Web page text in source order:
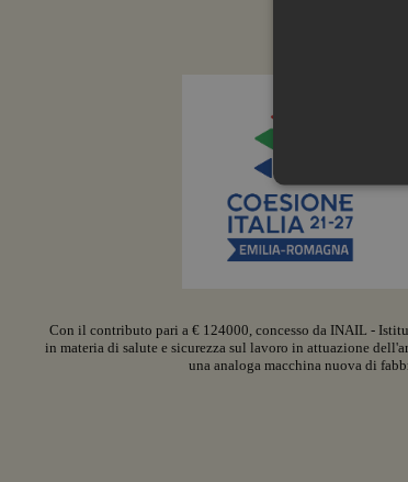
Con il contributo pari a € 124000, concesso da INAIL -
in materia di salute e sicurezza sul lavoro in attuazione
una analoga macchina nuova di
I cookie
può essere